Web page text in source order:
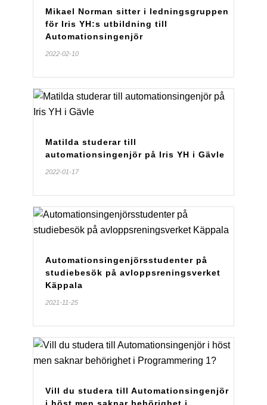
Mikael Norman sitter i ledningsgruppen
för Iris YH:s utbildning till
Automationsingenjör
2022-02-10
Matilda studerar till
automationsingenjör på Iris YH i Gävle
2022-01-17
Automationsingenjörsstudenter på
studiebesök på avloppsreningsverket
Käppala
2021-11-25
Vill du studera till Automationsingenjör
i höst men saknar behörighet i